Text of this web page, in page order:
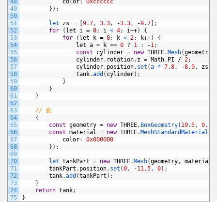
48
49
50
51
52
53
54
55
56
57
58
59
60
61
62
63
64
65
66
67
68
69
70
71
72
73
74
75
color:
0xcccccc
} ) ;
let zs = 9.7, 3.3, -3.3, -9.7
;
for
( let i = 0; i < 4; i++)
{
for
( let k = 0; k < 2; k++)
{
let a = k == 0 ? 1 : -1;
const
cylinder = new THREE. Mesh(geometry
cylinder. rotation. z = Math. PI / 2;
cylinder. position. set (a * 7.8, -8.9, zs
tank.add ( cylinder) ;
}
}
}
// 底
{
const geometry = new THREE. BoxGeometry( 19.5, 0.16
const material = new THREE. MeshStandardMaterial
color:
0x000000
} ) ;
let tankPart = new THREE. Mesh(geometry, material
tankPart . position. set (0, -11.5, 0) ;
tank.add (tankPart ) ;
}
return tank;
}